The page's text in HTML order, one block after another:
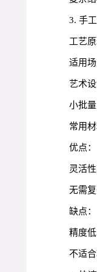
3. 手
工艺
适用场
艺术
小批
常用
优点：
灵活
无需
缺点：
精度低
不适